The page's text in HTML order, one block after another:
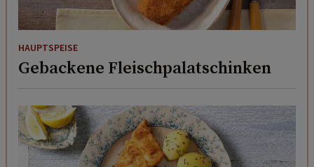
HAUPTSPEISE
Gebackene Fleischpalatschinken